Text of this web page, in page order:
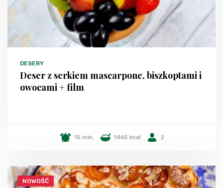
DESERY
Deser z serkiem mascarpone, biszkoptami i
owocami + film
15 min. 1465 kcal 2
NOWOŚĆ